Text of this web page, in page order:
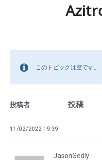
このトピックは空です。
投稿者 投稿
11/02/2022 19:39
JasonSedly